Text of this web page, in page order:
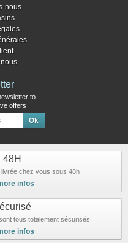
nous
to
offers
48H
chez vous sous 48h
infos
tous totalement sécurisés
infos